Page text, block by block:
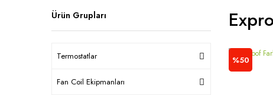
Ürün Grupları
Termostatlar
Fan Coil Ekipmanları
%50